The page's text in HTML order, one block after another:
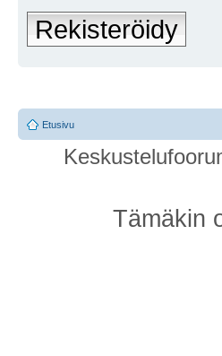
Rekisteröidy
Etusivu
Tämäkin